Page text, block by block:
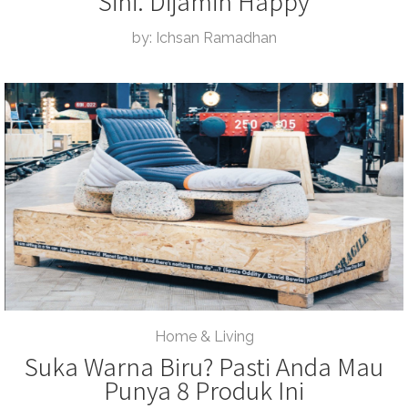
by: Ichsan Ramadhan
Home & Living
Suka Warna Biru? Pasti Anda Mau
Punya 8 Produk Ini